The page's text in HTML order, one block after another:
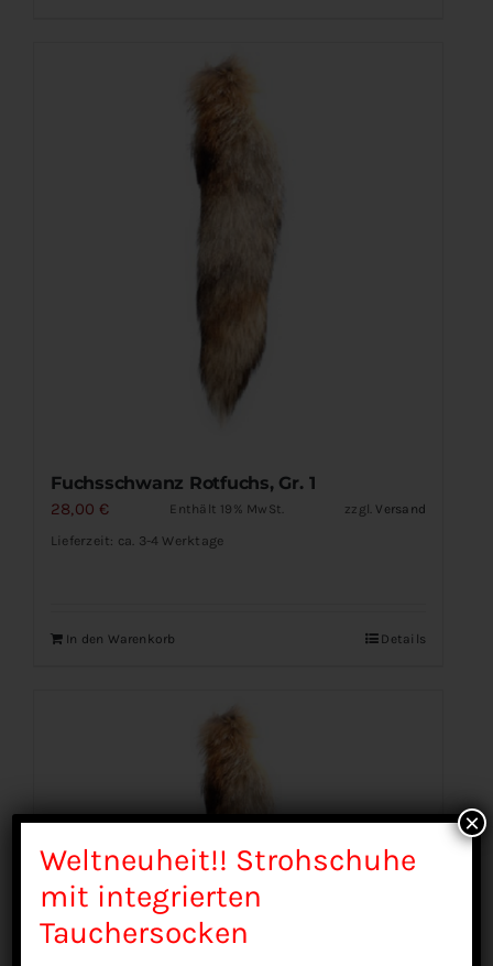
Fuchsschwanz Rotfuchs, Gr. 1
28,00 € Enthält 19% MwSt. zzgl. Versand
Lieferzeit: ca. 3-4 Werktage
In den Warenkorb Details
Weltneuheit!! Strohschuhe
mit integrierten
Tauchersocken
×